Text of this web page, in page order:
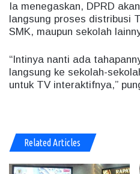
Ia menegaskan, DPRD
langsung proses distribusi
SMK, maupun sekolah
“Intinya nanti ada
langsung ke sekolah-
untuk TV interaktifnya,”
Related Articles